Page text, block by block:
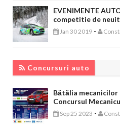
EVENIMENTE
competitie de
Jan 30 2019 -
Concursuri auto
Bătălia
Concursul
Sep 25 2023 -